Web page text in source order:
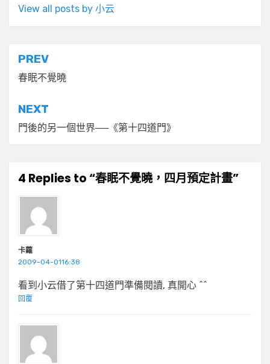
View all posts by 小云
文
章
導
覽
PREV
春眠不覺曉
NEXT
門後的另一個世界──《第十四道門》
4 Replies to “春眠不覺曉，四月預定計畫”
卡蘿
2009-04-0116:38
看到小云借了第十四道門準備閱讀, 真開心 ^^
回覆